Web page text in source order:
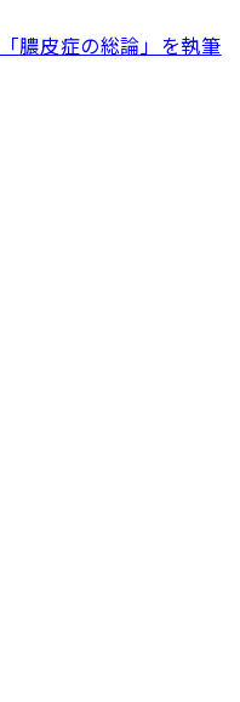
膿皮症の総論」を執筆